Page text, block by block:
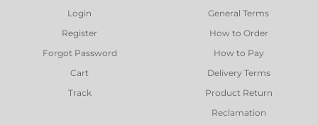
Login
Register
Forgot Password
Cart
Track
General Terms
How to Order
How to Pay
Delivery Terms
Product Return
Reclamation